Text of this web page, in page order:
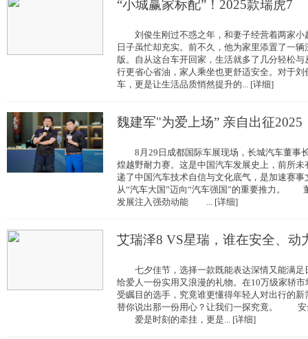
“小城赢家标配”！2025款瑞虎7
刘俊生刚过不惑之年，和妻子经营着两家小
日子虽忙却充实。前不久，他为家里添置了一
版。自从这台车开回家，生活就多了几分轻松
行更省心省油，家人乘坐也更舒适安全。对于
车，更是让生活品质悄然提升的... [详细]
魏建军"为爱上场” 亲自出征2025
8月29日成都国际车展现场，长城汽车董事
煌越野耐力赛。这是中国汽车发展史上，前所
递了中国汽车技术自信与文化底气，是加速赛
从“汽车大国”迈向“汽车强国”的重要推力。
发展注入强劲动能 ... [详细]
艾瑞泽8 VS星瑞，谁在安全、动
七夕佳节，选择一款既能表达深情又能满足
给爱人一份实用又浪漫的礼物。在10万级家轿
受瞩目的选手，究竟谁更懂得年轻人对出行的
替你说出那一份用心？让我们一探究竟。 安
爱是时刻的牵挂，更是... [详细]